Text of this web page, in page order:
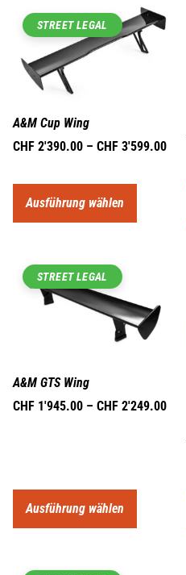
STREET LEGAL
A&M Cup Wing
CHF 2'390.00 – CHF 3'599.00
Ausführung wählen
STREET LEGAL
A&M GTS Wing
CHF 1'945.00 – CHF 2'249.00
Ausführung wählen